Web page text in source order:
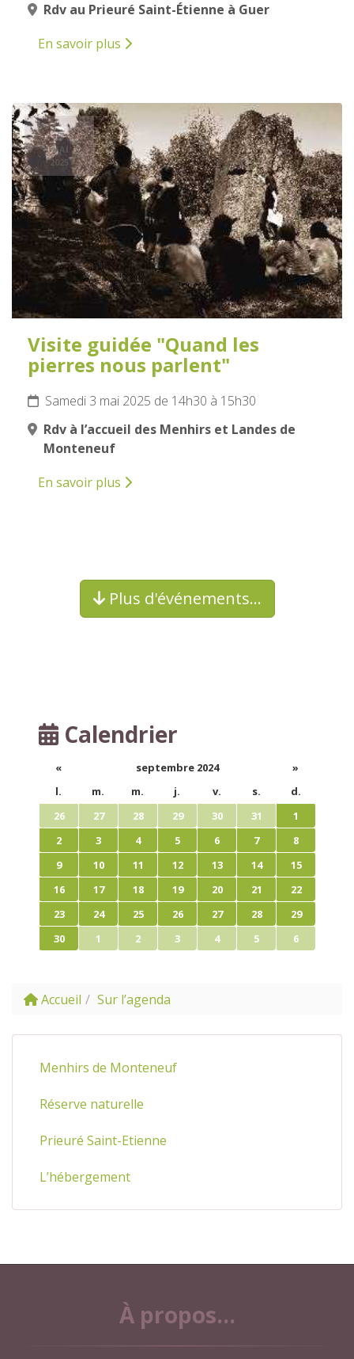
Rdv au Prieuré Saint-Étienne à Guer
En savoir plus
3
MAI
2025
Visite guidée "Quand les
pierres nous parlent"
Samedi 3 mai 2025 de 14h30 à 15h30
Rdv à l’accueil des Menhirs et Landes de
Monteneuf
En savoir plus
Plus d'événements…
Calendrier
« septembre 2024
»
l.
m. m. j. v. s.
d.
26
27 28 29 30 31
1
2
3 4 5 6 7
8
9
10 11 12 13 14
15
16
17 18 19 20 21
22
23
24 25 26 27 28
29
30
1 2 3 4 5 6
Accueil Sur l’agenda
Menhirs de Monteneuf
Réserve naturelle
Prieuré Saint-Etienne
L’hébergement
À propos...